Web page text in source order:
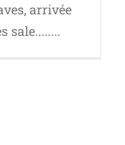
arrivée
sale........